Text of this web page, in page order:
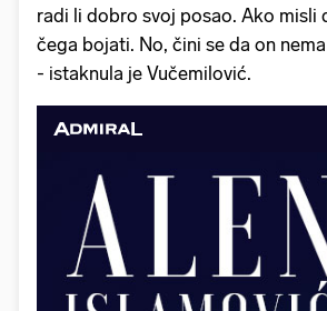
radi li dobro svoj posao. Ako misli
čega bojati. No, čini se da on
- istaknula je Vučemilović.